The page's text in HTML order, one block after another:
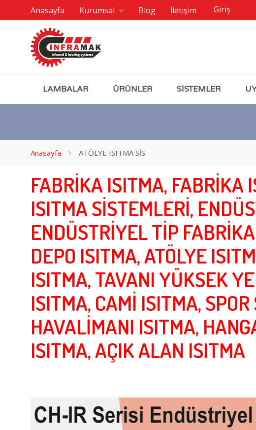
Anasayfa Kurumsal Blog İletişim Giriş
LAMBALAR ÜRÜNLER SİSTEMLER
Anasayfa ATÖLYE ISITMA SİS
FABRİKA ISITMA, FABRİKA
ISITMA SİSTEMLERİ,
ENDÜSTRİYEL TİP
DEPO ISITMA, ATÖLYE
ISITMA, TAVANI YÜKSEK
ISITMA, CAMİ ISITMA,
HAVALİMANI ISITMA,
ISITMA, AÇIK ALAN ISITMA